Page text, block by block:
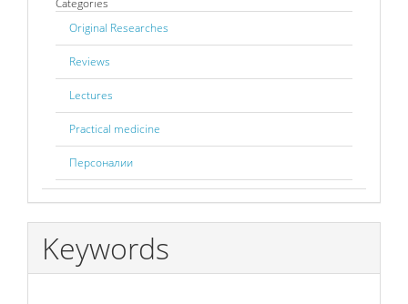
Categories
Original Researches
Reviews
Lectures
Practical medicine
Персоналии
Keywords